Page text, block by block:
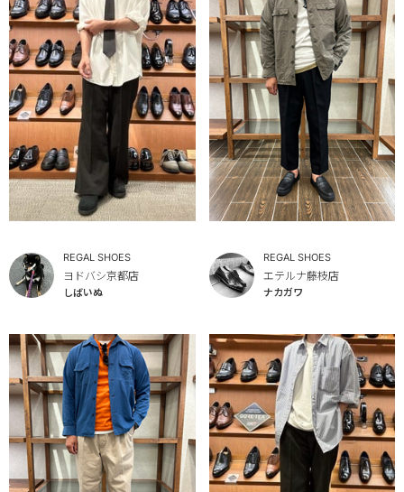
REGAL SHOES
ヨドバシ京都店
しばいぬ
REGAL SHOES
エテルナ藤枝店
ナカガワ